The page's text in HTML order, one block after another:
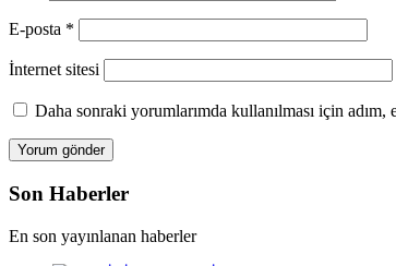
E-posta *
İnternet sitesi
Daha sonraki yorumlarımda kullanılması için
Son Haberler
En son yayınlanan haberler